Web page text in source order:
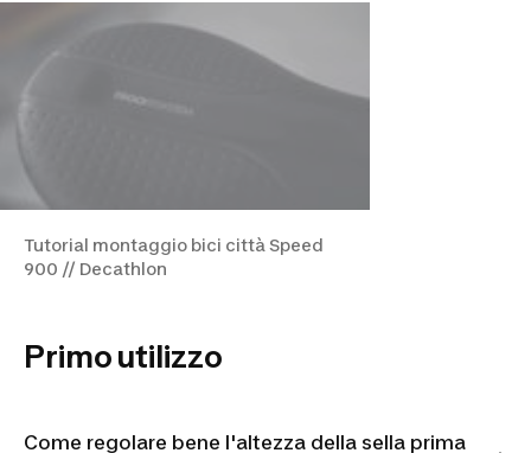
Tutorial montaggio bici città Speed
900 // Decathlon
Primo utilizzo
Come regolare bene l'altezza della sella prima